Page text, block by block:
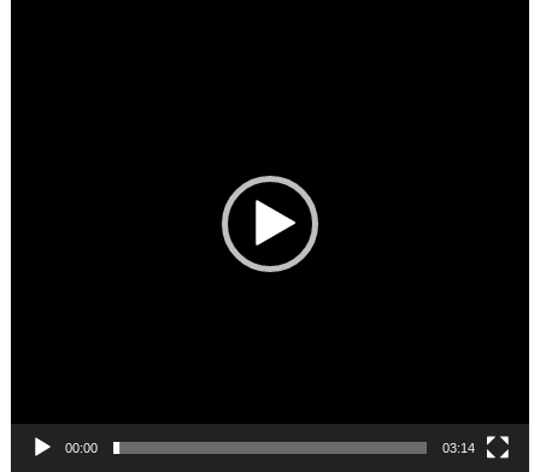
00:00 03:14